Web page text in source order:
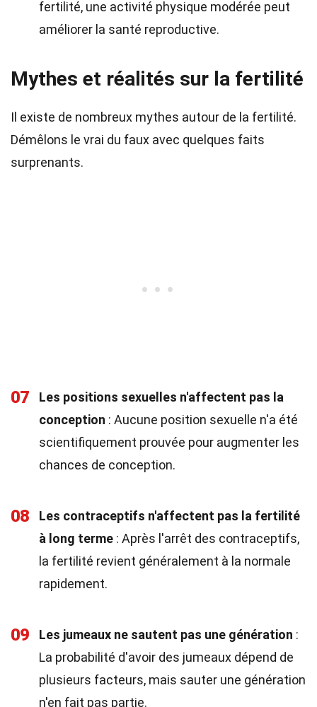
fertilité, une activité physique modérée peut
améliorer la santé reproductive.
Mythes et réalités sur la fertilité
Il existe de nombreux mythes autour de la fertilité.
Démêlons le vrai du faux avec quelques faits
surprenants.
07
Les positions sexuelles n'affectent pas la
conception : Aucune position sexuelle n'a été
scientifiquement prouvée pour augmenter les
chances de conception.
08
Les contraceptifs n'affectent pas la fertilité
à long terme : Après l'arrêt des contraceptifs,
la fertilité revient généralement à la normale
rapidement.
09 Les jumeaux ne sautent pas une génération :
La probabilité d'avoir des jumeaux dépend de
plusieurs facteurs, mais sauter une génération
n'en fait pas partie.